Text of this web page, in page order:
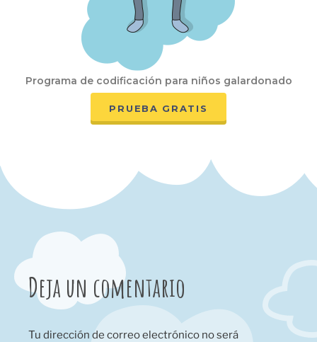
Programa de codificación para niños galardonado
PRUEBA GRATIS
Deja un comentario
Tu dirección de correo electrónico no será